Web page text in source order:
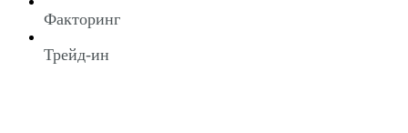
Факторинг
Трейд-ин